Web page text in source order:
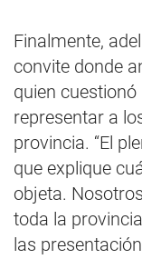
Finalmente,
convite donde
quien
representar a
provincia. “El
que explique
objeta.
toda la
las